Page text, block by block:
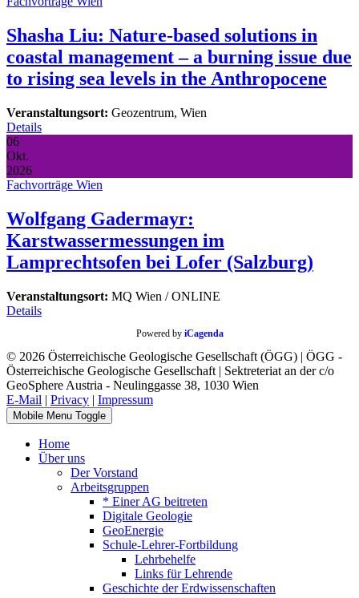
Shasha Liu: Nature-based solutions in
coastal management – a burning issue due
to rising sea levels in the Anthropocene
Veranstaltungsort: Geozentrum, Wien
Details
06
Okt.
2026
Fachvorträge Wien
Wolfgang Gadermayr:
Karstwassermessungen im
Lamprechtsofen bei Lofer (Salzburg)
Veranstaltungsort: MQ Wien / ONLINE
Details
Powered by iCagenda
© 2026 Österreichische Geologische Gesellschaft (ÖGG) | ÖGG -
Österreichische Geologische Gesellschaft | Sektreteriat an der c/o
GeoSphere Austria - Neulinggasse 38, 1030 Wien
E-Mail | Privacy | Impressum
Mobile Menu Toggle
Home
Über uns
Der Vorstand
Arbeitsgruppen
* Einer AG beitreten
Digitale Geologie
GeoEnergie
Schule-Lehrer-Fortbildung
Lehrbehelfe
Links für Lehrende
Geschichte der Erdwissenschaften